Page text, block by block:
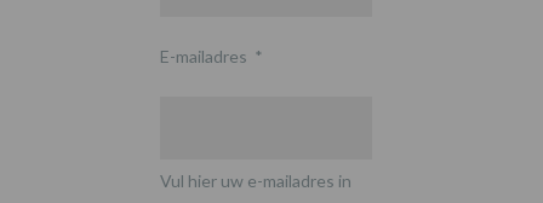
E-mailadres *
Vul hier uw e-mailadres in